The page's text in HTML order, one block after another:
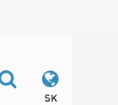
SK